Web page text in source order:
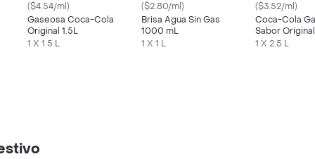
($4.54/ml)
Gaseosa Coca-Cola
Original 1.5L
1 X 1.5 L
($2.80/ml)
Brisa Agua Sin Gas
1000 mL
1 X 1 L
($3.52/ml)
Coca-Cola
Sabor
1 X 2.5 L